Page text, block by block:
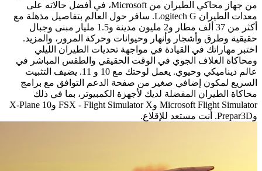
من جهاز محاكي الطيران من ‎Microsoft‏، في أفضل حالاته على
معدات الطيران ‎Logitech G‏. سافر حول العالم بتفاصيل مذهلة مع
أكثر من 37 ألف مطار و2 مليون مدينة و1.5 مليار مبنى وجبال
حقيقية وطرق وأشجار وأنهار وحيوانات وحركة المرور، والمزيد.
اختبر مهاراتك في القيادة في مواجهة تحديات الطيران الليلي
ومحاكاة الغلاف الجوي في الوقت الحقيقي والطقس المباشر في
عالم ديناميكي وحيوي. يعمل لوحتك مع 10 و 11. يضيف التثبيت
السريع لمكون إضافي صغير من صفحة الدعم التوافق مع برامج
محاكاة الطيران المفضلة لديك لأجهزة الكمبيوتر، بما في ذلك
Microsoft Flight Simulator وFSX - Flight Simulator X وX-Plane 10
وPrepar3D. أنت مستعد للإقلاع.